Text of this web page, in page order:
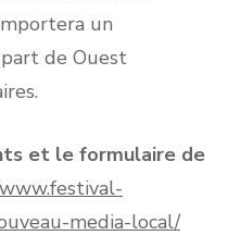
un
de Ouest
et le formulaire de
media-local/